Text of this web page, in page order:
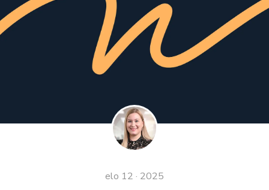
elo 12 · 2025